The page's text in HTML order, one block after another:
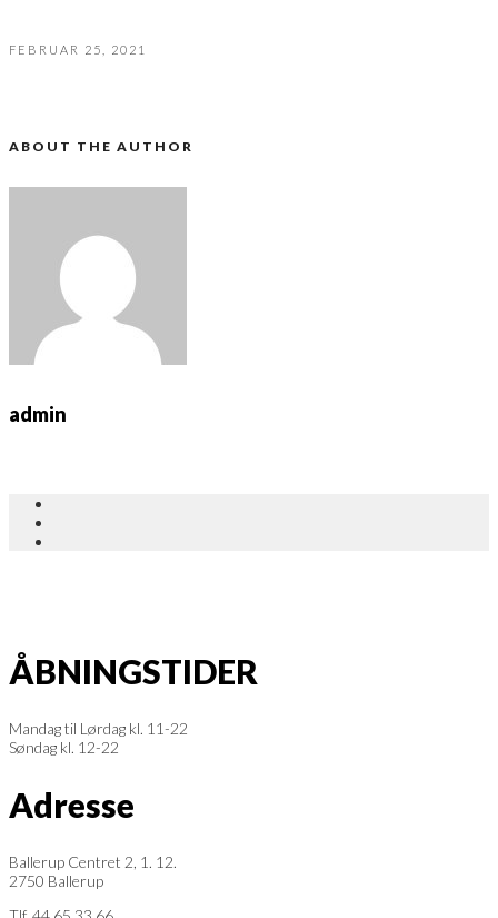
FEBRUAR 25, 2021
ABOUT THE AUTHOR
admin
ÅBNINGSTIDER
Mandag til Lørdag kl. 11-22
Søndag kl. 12-22
Adresse
Ballerup Centret 2, 1. 12.
2750 Ballerup